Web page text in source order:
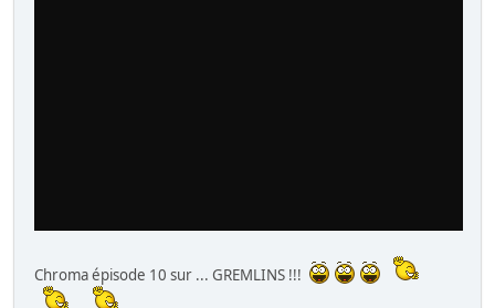
Chroma épisode 10 sur ... GREMLINS !!!